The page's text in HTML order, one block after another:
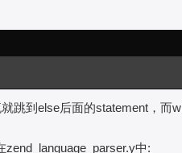
跳到else后面的statement，而
中: